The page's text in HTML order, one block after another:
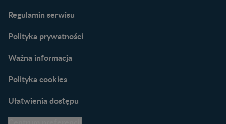
praktyczne wskazówki
Regulamin serwisu
Polityka prywatności
Ważna informacja
Polityka cookies
Ułatwienia dostępu